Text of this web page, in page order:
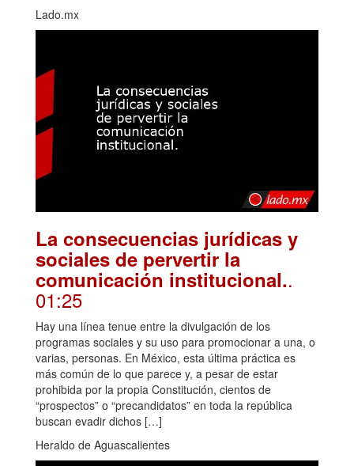
Lado.mx
La consecuencias jurídicas y
sociales de pervertir la
comunicación institucional..
01:25
Hay una línea tenue entre la divulgación de los
programas sociales y su uso para promocionar a una, o
varias, personas. En México, esta última práctica es
más común de lo que parece y, a pesar de estar
prohibida por la propia Constitución, cientos de
“prospectos” o “precandidatos” en toda la república
buscan evadir dichos […]
Heraldo de Aguascalientes